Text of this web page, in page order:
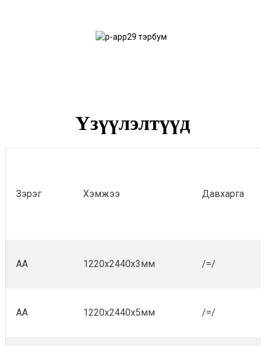
Үзүүлэлтүүд
Зэрэг Хэмжээ Давхарга
АА 1220x2440x3мм /=/
АА 1220x2440x5мм /=/